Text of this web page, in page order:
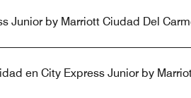
Junior by Marriott Ciudad Del
en City Express Junior by